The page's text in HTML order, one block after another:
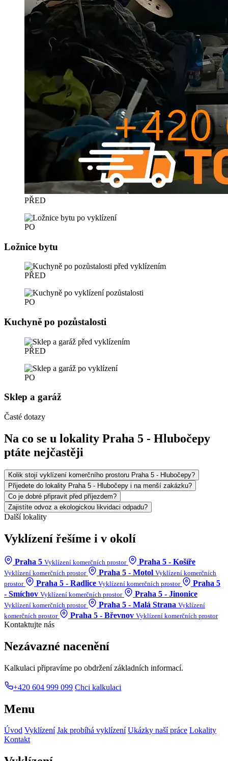
PŘED
PO
Ložnice bytu
PŘED
PO
Kuchyně po pozůstalosti
PŘED
PO
Sklep a garáž
Časté dotazy
Na co se u lokality Praha 5 - Hlubočepy
ptáte nejčastěji
Kolik stojí vyklízení komerčního prostoru Praha 5 - Hlubočepy?
Přijedete do lokality Praha 5 - Hlubočepy i na menší zakázku?
Co je dobré připravit před příjezdem?
Zajistíte odvoz a ekologickou likvidaci odpadu?
Další lokality
Vyklízení řešíme i v okolí
Praha 5 Vyklízení komerčních prostor Praha 5 - Košíře
Vyklízení komerčních prostor Praha 5 - Motol Vyklízení komerčních
prostor
Praha 5 - Radlice Vyklízení komerčních prostor
Praha 5
- Smíchov Vyklízení komerčních prostor Praha 5 - Jinonice
Vyklízení komerčních prostor Praha 5 - Malá Strana Vyklízení
komerčních prostor
Praha 5 - Břevnov Vyklízení komerčních prostor
Kontaktujte nás
Nezávazné nacenění
Kalkulaci připravíme po obdržení základních informací.
+420 604 999 099 Chci kalkulaci
Menu
Úvod Vyklízení Jak probíhá vyklízení Ukázky naší práce Lokality
Kontakt